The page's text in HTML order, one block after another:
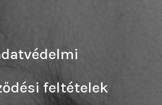
feltételek